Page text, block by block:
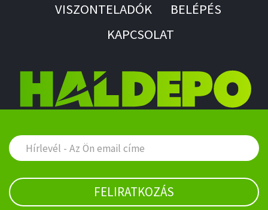
VISZONTELADÓK
BELÉPÉS
KAPCSOLAT
FELIRATKOZÁS